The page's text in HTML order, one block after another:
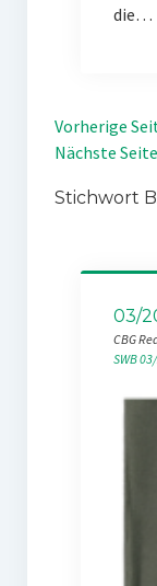
die…
Vorherige
Nächste Seite
Stichwort
03/
CBG
SWB